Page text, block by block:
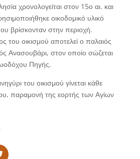
χρονολογείται στον 15ο αι. και
οικοδομικό υλικό
βρίσκονταν στην περιοχή.
του οικισμού αποτελεί ο παλαιός
Ανασουβάρι, στον οποίο σώζεται
Πηγής.
του οικισμού γίνεται κάθε
παραμονή της εορτής των Αγίων